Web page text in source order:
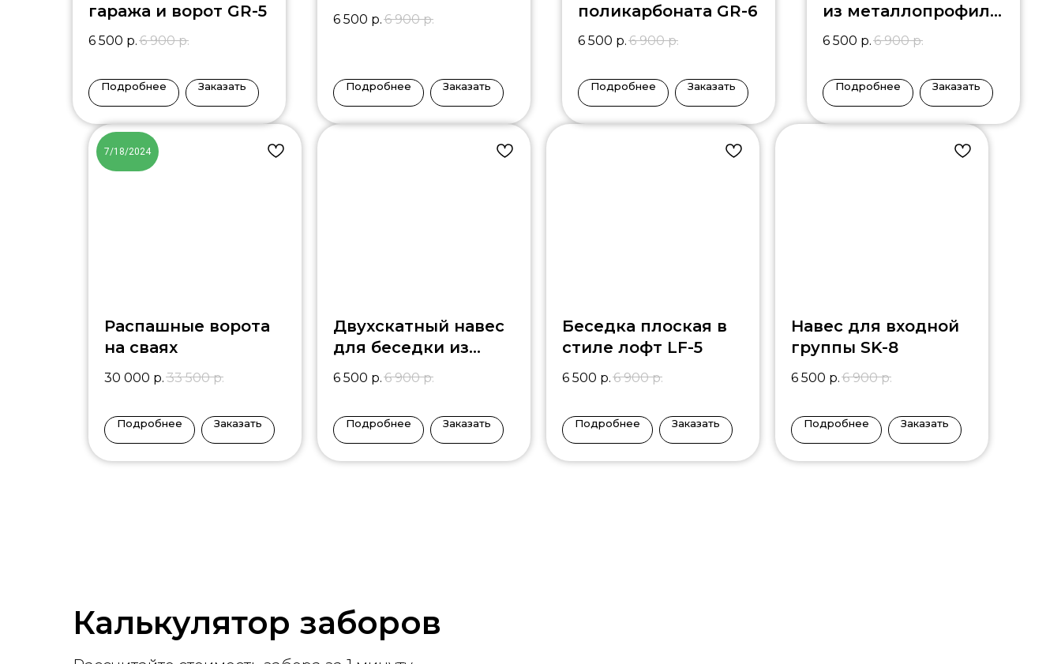
гаража и ворот GR-5
6 500 р. 6 900 р.
Подробнее Заказать
6 500 р. 6 900 р.
Подробнее Заказать
поликарбоната GR-6
6 500 р. 6 900 р.
Подробнее Заказать
из металлопрофиля
DN-5
6 500 р. 6 900 р.
Подробнее Заказать
7/18/2024
Распашные ворота
на сваях
30 000 р. 33 500 р.
Подробнее Заказать
Двухскатный навес
для беседки из
поликарбоната DN-6
6 500 р. 6 900 р.
Подробнее Заказать
Беседка плоская в
стиле лофт LF-5
6 500 р. 6 900 р.
Подробнее Заказать
Навес для входной
группы SK-8
6 500 р. 6 900 р.
Подробнее Заказать
Калькулятор заборов